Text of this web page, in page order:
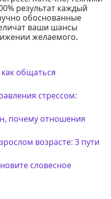
результат каждый
обоснованные
ваши шансы
желаемого.
общаться
стрессом:
почему отношения
возрасте: 3 пути
словесное